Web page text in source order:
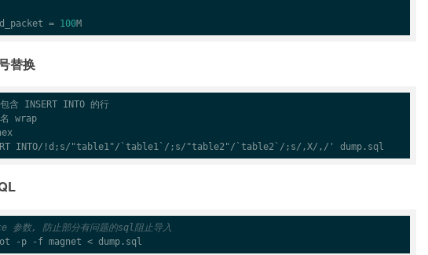
= 100M
替换
含 INSERT INTO 的行
wrap
INTO/!d;s/"table1"/ `table1` /;s/"table2"/ `table2` /;s/,X/,/' dump.sql
参数, 防止部分有问题的sql阻止导入
-p
-f magnet < dump.sql